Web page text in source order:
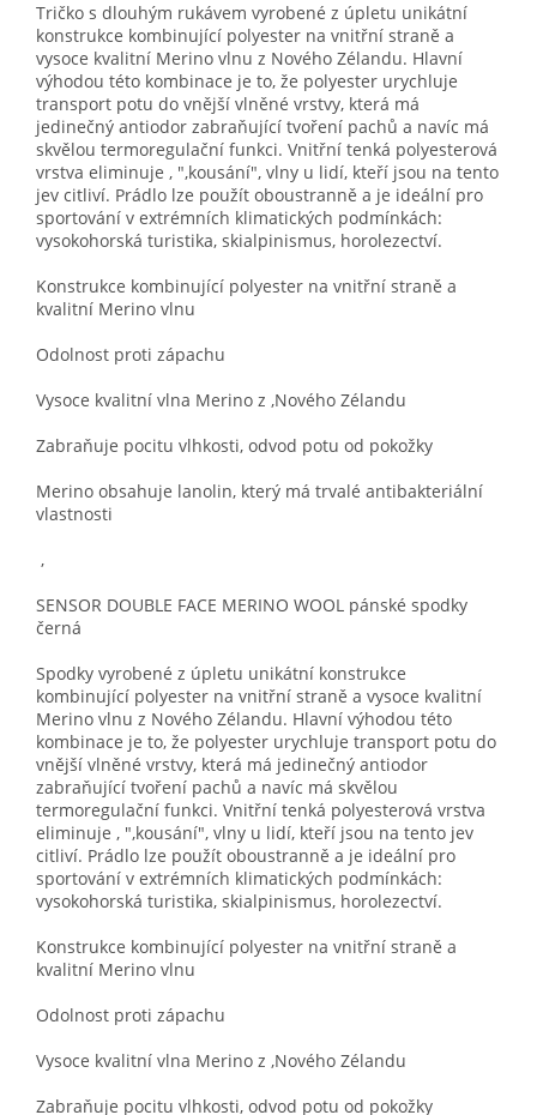
Tričko s dlouhým rukávem vyrobené z úpletu unikátní
konstrukce kombinující polyester na vnitřní straně a
vysoce kvalitní Merino vlnu z Nového Zélandu. Hlavní
výhodou této kombinace je to, že polyester urychluje
transport potu do vnější vlněné vrstvy, která má
jedinečný antiodor zabraňující tvoření pachů a navíc má
skvělou termoregulační funkci. Vnitřní tenká polyesterová
vrstva eliminuje , ",kousání", vlny u lidí, kteří jsou na tento
jev citliví. Prádlo lze použít oboustranně a je ideální pro
sportování v extrémních klimatických podmínkách:
vysokohorská turistika, skialpinismus, horolezectví.
Konstrukce kombinující polyester na vnitřní straně a
kvalitní Merino vlnu
Odolnost proti zápachu
Vysoce kvalitní vlna Merino z ,Nového Zélandu
Zabraňuje pocitu vlhkosti, odvod potu od pokožky
Merino obsahuje lanolin, který má trvalé antibakteriální
vlastnosti
,
SENSOR DOUBLE FACE MERINO WOOL pánské spodky
černá
Spodky vyrobené z úpletu unikátní konstrukce
kombinující polyester na vnitřní straně a vysoce kvalitní
Merino vlnu z Nového Zélandu. Hlavní výhodou této
kombinace je to, že polyester urychluje transport potu do
vnější vlněné vrstvy, která má jedinečný antiodor
zabraňující tvoření pachů a navíc má skvělou
termoregulační funkci. Vnitřní tenká polyesterová vrstva
eliminuje , ",kousání", vlny u lidí, kteří jsou na tento jev
citliví. Prádlo lze použít oboustranně a je ideální pro
sportování v extrémních klimatických podmínkách:
vysokohorská turistika, skialpinismus, horolezectví.
Konstrukce kombinující polyester na vnitřní straně a
kvalitní Merino vlnu
Odolnost proti zápachu
Vysoce kvalitní vlna Merino z ,Nového Zélandu
Zabraňuje pocitu vlhkosti, odvod potu od pokožky